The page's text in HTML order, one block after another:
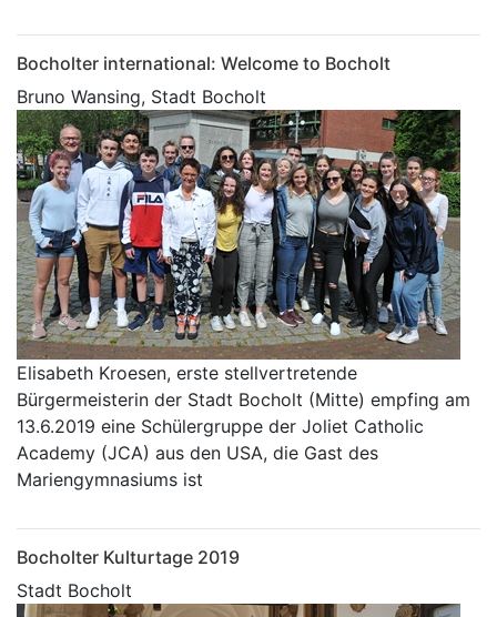
Bocholter international: Welcome to Bocholt
Bruno Wansing, Stadt Bocholt
Elisabeth Kroesen, erste stellvertretende
Bürgermeisterin der Stadt Bocholt (Mitte) empfing am
13.6.2019 eine Schülergruppe der Joliet Catholic
Academy (JCA) aus den USA, die Gast des
Mariengymnasiums ist
Bocholter Kulturtage 2019
Stadt Bocholt